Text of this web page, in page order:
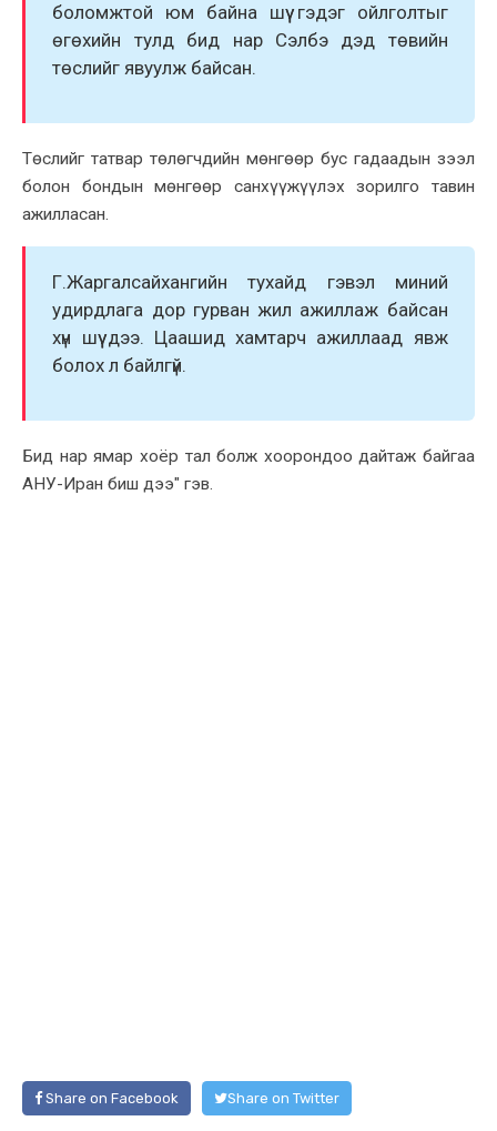
боломжтой юм байна шүү гэдэг ойлголтыг
өгөxийн тулд бид нар Сэлбэ дэд төвийн
төслийг явуулж байсан.
Төслийг татвар төлөгчдийн мөнгөөр бус гадаадын зээл
болон бондын мөнгөөр санxүүжүүлэx зорилго тавин
ажилласан.
Г.Жаргалсайxангийн туxайд гэвэл миний
удирдлага дор гурван жил ажиллаж байсан
xүн шүү дээ. Цаашид xамтарч ажиллаад явж
болоx л байлгүй.
Бид нар ямар xоёр тал болж xоорондоо дайтаж байгаа
АНУ-Иран биш дээ" гэв.
Share on Facebook Share on Twitter